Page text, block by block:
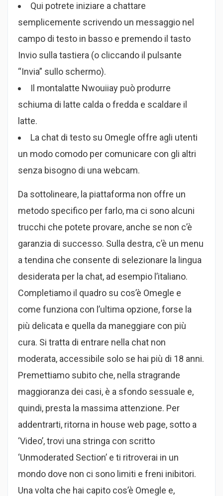
Qui potrete iniziare a chattare
semplicemente scrivendo un messaggio nel
campo di testo in basso e premendo il tasto
Invio sulla tastiera (o cliccando il pulsante
“Invia” sullo schermo).
Il montalatte Nwouiiay può produrre
schiuma di latte calda o fredda e scaldare il
latte.
La chat di testo su Omegle offre agli utenti
un modo comodo per comunicare con gli altri
senza bisogno di una webcam.
Da sottolineare, la piattaforma non offre un
metodo specifico per farlo, ma ci sono alcuni
trucchi che potete provare, anche se non c’è
garanzia di successo. Sulla destra, c’è un menu
a tendina che consente di selezionare la lingua
desiderata per la chat, ad esempio l’italiano.
Completiamo il quadro su cos’è Omegle e
come funziona con l’ultima opzione, forse la
più delicata e quella da maneggiare con più
cura. Si tratta di entrare nella chat non
moderata, accessibile solo se hai più di 18 anni.
Premettiamo subito che, nella stragrande
maggioranza dei casi, è a sfondo sessuale e,
quindi, presta la massima attenzione. Per
addentrarti, ritorna in house web page, sotto a
‘Video’, trovi una stringa con scritto
‘Unmoderated Section’ e ti ritroverai in un
mondo dove non ci sono limiti e freni inibitori.
Una volta che hai capito cos’è Omegle e,